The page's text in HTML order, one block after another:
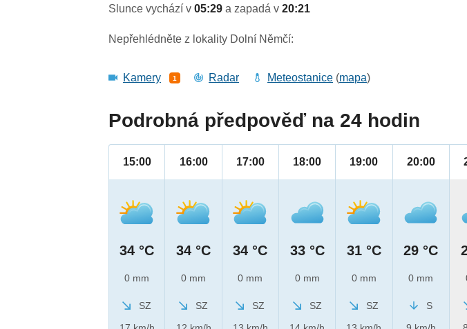
Slunce vychází v05:29a zapadá v20:21
Nepřehlédněte z lokality Dolní Němčí:
Kamery 1 Radar Meteostanice (mapa)
Podrobná předpověď na 24 hodin
15:00
34 °C
0 mm
SZ
16:00
34 °C
0 mm
SZ
17:00
34 °C
0 mm
SZ
18:00
33 °C
0 mm
SZ
19:00
31 °C
0 mm
SZ
20:00
29 °C
0 mm
S